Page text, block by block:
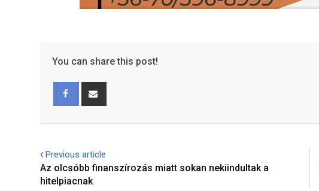
You can share this post!
Previous article
Az olcsóbb finanszírozás miatt sokan nekiindultak a
hitelpiacnak